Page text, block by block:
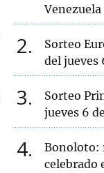
Venezuela
2
Sorteo
del jueves
3
Sorteo
jueves 6
4
Bonoloto:
celebrado